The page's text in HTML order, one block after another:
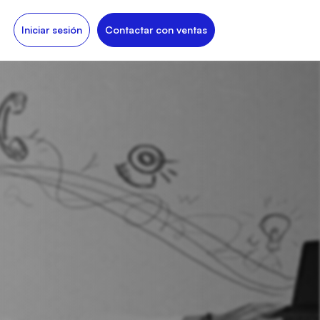
Iniciar sesión Contactar con ventas